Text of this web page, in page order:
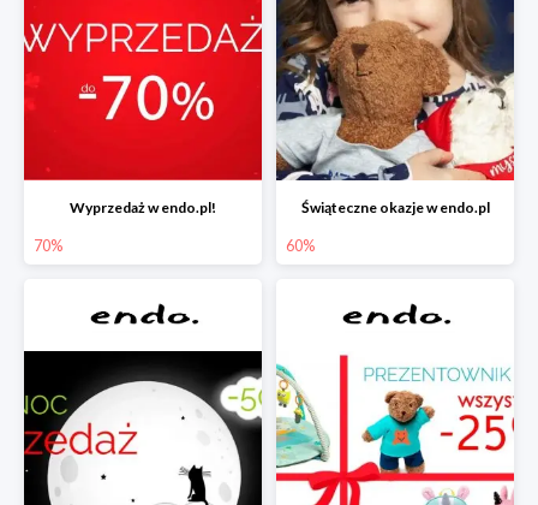
Wyprzedaż w endo.pl!
70%
Świąteczne okazje w endo.pl
60%